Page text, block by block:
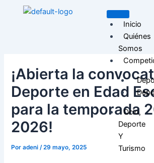
Inicio
Quiénes
Somos
Ocio,
Deporte
Y
Turismo
¡Abierta la
Deporte en Edad
para la temporada
2026!
Poradeni /29 mayo, 2025
Navegación